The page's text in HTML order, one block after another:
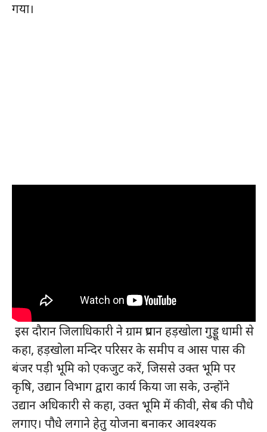
गया।
इस दौरान जिलाधिकारी ने ग्राम प्रधान हड़खोला गुड्डू धामी से
कहा, हड़खोला मन्दिर परिसर के समीप व आस पास की
बंजर पड़ी भूमि को एकजुट करें, जिससे उक्त भूमि पर
कृषि, उद्यान विभाग द्वारा कार्य किया जा सके, उन्होंने
उद्यान अधिकारी से कहा, उक्त भूमि में कीवी, सेब की पौधे
लगाए। पौधे लगाने हेतु योजना बनाकर आवश्यक